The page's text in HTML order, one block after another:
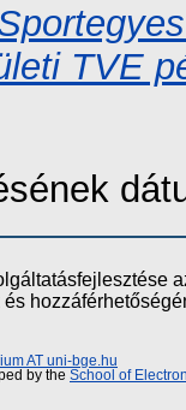
TVE
AT uni-bge.hu
by the School of